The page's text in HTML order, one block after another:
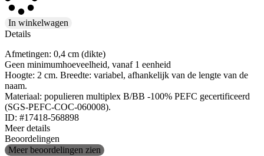
In winkelwagen
Details
Afmetingen: 0,4 cm (dikte)
Geen minimumhoeveelheid, vanaf 1 eenheid
Hoogte: 2 cm. Breedte: variabel, afhankelijk van de lengte van de
naam.
Materiaal: populieren multiplex B/BB -100% PEFC gecertificeerd
(SGS-PEFC-COC-060008).
ID: #17418-568898
Meer details
Beoordelingen
Meer beoordelingen zien